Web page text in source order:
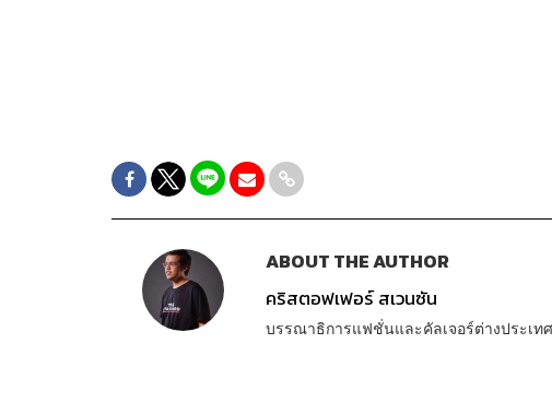
ABOUT THE AUTHOR
คริสตอฟเฟอร์ สเวนซัน
บรรณาธิการแฟชั่นและคัลเจอร์ต่างประเท